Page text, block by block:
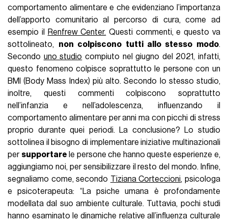
comportamento alimentare e che evidenziano l’importanza
dell’apporto comunitario al percorso di cura, come ad
esempio il
Renfrew Center. Questi commenti, e questo va
sottolineato, non colpiscono tutti allo stesso modo.
Secondo uno studio compiuto nel giugno del 2021, infatti,
questo fenomeno colpisce soprattutto le persone con un
BMI (Body Mass Index) più alto. Secondo lo stesso studio,
inoltre, questi commenti colpiscono soprattutto
nell’infanzia e nell’adolescenza, influenzando il
comportamento alimentare per anni ma con picchi di stress
proprio durante quei periodi. La conclusione? Lo studio
sottolinea il bisogno di implementare iniziative multinazionali
per supportare le persone che hanno queste esperienze e,
aggiungiamo noi, per sensibilizzare il resto del mondo. Infine,
segnaliamo come, secondo Tiziana Corteccioni, psicologa
e psicoterapeuta: “La psiche umana è profondamente
modellata dal suo ambiente culturale. Tuttavia, pochi studi
hanno esaminato le dinamiche relative all’influenza culturale